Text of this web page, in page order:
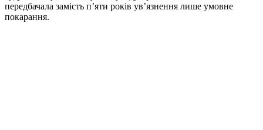
передбачала замість п’яти років ув’язнення лише умовне
покарання.